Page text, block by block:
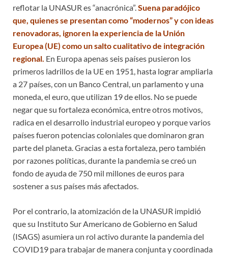
reflotar la UNASUR es “anacrónica”. Suena paradójico
que, quienes se presentan como “modernos” y con ideas
renovadoras, ignoren la experiencia de la Unión
Europea (UE) como un salto cualitativo de integración
regional. En Europa apenas seis países pusieron los
primeros ladrillos de la UE en 1951, hasta lograr ampliarla
a 27 países, con un Banco Central, un parlamento y una
moneda, el euro, que utilizan 19 de ellos. No se puede
negar que su fortaleza económica, entre otros motivos,
radica en el desarrollo industrial europeo y porque varios
países fueron potencias coloniales que dominaron gran
parte del planeta. Gracias a esta fortaleza, pero también
por razones políticas, durante la pandemia se creó un
fondo de ayuda de 750 mil millones de euros para
sostener a sus países más afectados.
Por el contrario, la atomización de la UNASUR impidió
que su Instituto Sur Americano de Gobierno en Salud
(ISAGS) asumiera un rol activo durante la pandemia del
COVID19 para trabajar de manera conjunta y coordinada